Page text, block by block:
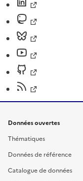
Données ouvertes
Thématiques
Données de référence
Catalogue de données